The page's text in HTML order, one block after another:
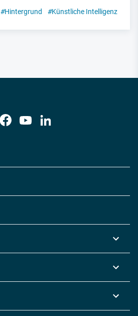
#Hintergrund #Künstliche Intelligenz